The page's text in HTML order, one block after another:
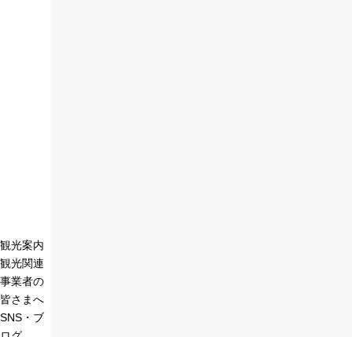
観光案内
観光関連
事業者の
皆さまへ
SNS・ブ